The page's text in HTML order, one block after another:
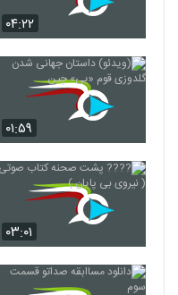
۰۴:۲۲
۰۱:۵۹
۰۳:۰۱